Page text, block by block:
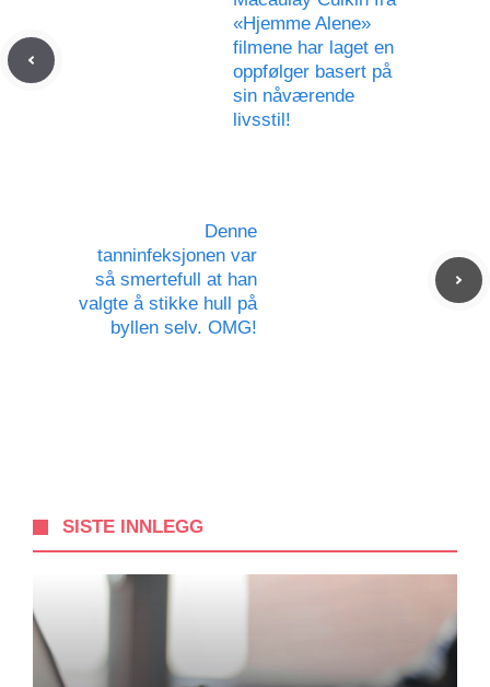
«Hjemme Alene»
filmene har laget en
oppfølger basert på
sin nåværende
livsstil!
Denne
tanninfeksjonen var
så smertefull at han
valgte å stikke hull på
byllen selv. OMG!
SISTE INNLEGG